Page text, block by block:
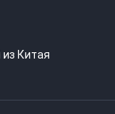
Китая